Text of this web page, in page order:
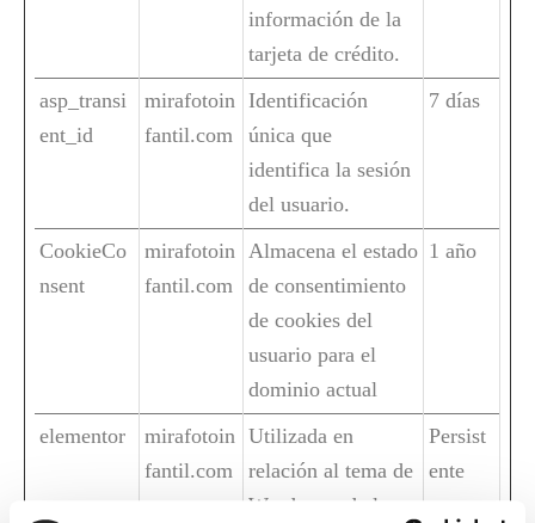
información de la
tarjeta de crédito.
asp_transi
ent_id
mirafotoin
fantil.com
Identificación
única que
identifica la sesión
del usuario.
7 días
CookieCo
nsent
mirafotoin
fantil.com
Almacena el estado
de consentimiento
de cookies del
usuario para el
dominio actual
1 año
elementor
mirafotoin
fantil.com
Utilizada en
relación al tema de
Wordpress de la
Persist
ente